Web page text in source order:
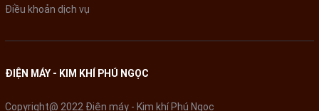
nhu cầu sử dụng của gia đình. Ngoài ra quạt vận hành êm ái,
người dùng. Đường kính cánh quạt lên rộng lên đến 40 cm giúp
đãng và mát mẻ, tiết kiệm tối đa lượng điện năng tiêu thụ.
Điều khoản dịch vụ
ĐIỆN MÁY - KIM KHÍ PHÚ NGỌC
Copyright@ 2022 Điện máy - Kim khí Phú Ngọc